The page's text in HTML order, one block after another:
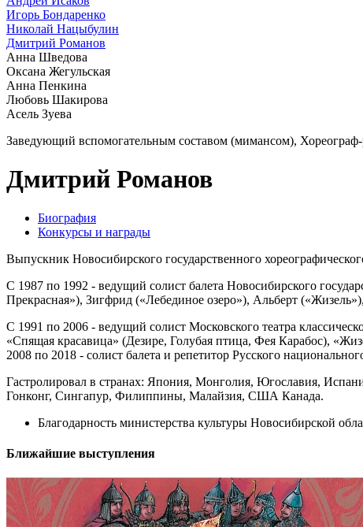
Игорь Бондаренко
Николай Нацыбулин
Дмитрий Романов
Анна Шведова
Оксана Жегульская
Анна Пенкина
Любовь Шакирова
Асель Зуева
Заведующий вспомогательным составом (мимансом), Хореограф-
Дмитрий Романов
Биография
Конкурсы и награды
Выпускник Новосибирского государственного
С 1987 по 1992 - ведущий солист балета Новосибирского
Прекрасная»), Зигфрид («Лебединое озеро»), Альберт
С 1991 по 2006 - ведущий солист Московского театра
«Спящая красавица» (Дезире, Голубая птица, Фея Карабос),
2008 по 2018 - солист балета и репетитор Русского
Гастролировал в странах: Япония, Монголия, Югославия,
Гонконг, Сингапур, Филиппины, Малайзия, США Канада.
Благодарность министерства культуры Новосибирской
Ближайшие выступления